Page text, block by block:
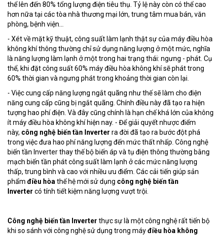
thể lên đến 80% tổng lượng điện tiêu thụ. Tỷ lệ này còn có thể cao
hơn nữa tại các tòa nhà thương mại lớn, trung tâm mua bán, văn
phòng, bệnh viện…
- Xét về mặt kỹ thuật, công suất làm lạnh thật sự của máy điều hòa
không khí thông thường chỉ sử dụng năng lượng ở một mức, nghĩa
là năng lượng làm lạnh ở một trong hai trạng thái: ngưng - phát. Cụ
thể, khi đặt công suất 60% máy điều hòa không khí sẽ phát trong
60% thời gian và ngưng phát trong khoảng thời gian còn lại.
- Việc cung cấp năng lượng ngắt quãng như thế sẽ làm cho điện
năng cung cấp cũng bị ngắt quãng. Chính điều này đã tạo ra hiện
tượng hao phí điện. Và đây cũng chính là hạn chế khá lớn của không
ít máy điều hòa không khí hiện nay. - Để giải quyết nhược điểm
này, công nghệ biến tần Inverter ra đời đã tạo ra bước đột phá
trong việc đưa hao phí năng lượng đến mức thất nhấp. Công nghệ
biến tần Inverter thay thế bộ biến áp và tụ điện thông thường bằng
mạch biến tần phát công suất làm lạnh ở các mức năng lượng
thấp, trung bình và cao với nhiều ưu điểm. Các cải tiến giúp sản
phẩm điều hòathế hệ mới sử dụng công nghệ biến tần
Inverter có tính tiết kiệm năng lượng vượt trội.
Công nghệ biến tần Inverter thực sự là một công nghệ rất tiến bộ
khi so sánh với công nghệ sử dụng trong máyđiều hòa không